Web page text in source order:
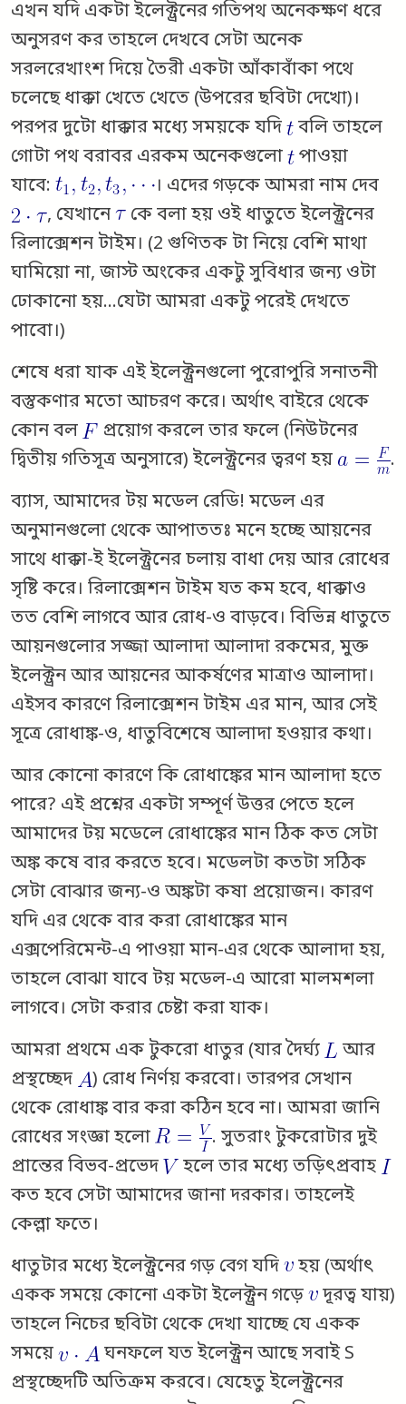
এখন যদি একটা ইলেক্ট্রনের গতিপথ অনেকক্ষণ ধরে
অনুসরণ কর তাহলে দেখবে সেটা অনেক
সরলরেখাংশ দিয়ে তৈরী একটা আঁকাবাঁকা পথে
চলেছে ধাক্কা খেতে খেতে (উপরের ছবিটা দেখো)।
পরপর দুটো ধাক্কার মধ্যে সময়কে যদি
বলি তাহলে
গোটা পথ বরাবর এরকম অনেকগুলো
পাওয়া
যাবে:
। এদের গড়কে আমরা নাম দেব
, যেখানে
কে বলা হয় ওই ধাতুতে ইলেক্ট্রনের
রিলাক্সেশন টাইম। (2 গুণিতক টা নিয়ে বেশি মাথা
ঘামিয়ো না, জাস্ট অংকের একটু সুবিধার জন্য ওটা
ঢোকানো হয়…যেটা আমরা একটু পরেই দেখতে
পাবো।)
শেষে ধরা যাক এই ইলেক্ট্রনগুলো পুরোপুরি সনাতনী
বস্তুকণার মতো আচরণ করে। অর্থাৎ বাইরে থেকে
কোন বল
প্রয়োগ করলে তার ফলে (নিউটনের
দ্বিতীয় গতিসূত্র অনুসারে) ইলেক্ট্রনের ত্বরণ হয়
.
ব্যাস, আমাদের টয় মডেল রেডি! মডেল এর
অনুমানগুলো থেকে আপাততঃ মনে হচ্ছে আয়নের
সাথে ধাক্কা-ই ইলেক্ট্রনের চলায় বাধা দেয় আর রোধের
সৃষ্টি করে। রিলাক্সেশন টাইম যত কম হবে, ধাক্কাও
তত বেশি লাগবে আর রোধ-ও বাড়বে। বিভিন্ন ধাতুতে
আয়নগুলোর সজ্জা আলাদা আলাদা রকমের, মুক্ত
ইলেক্ট্রন আর আয়নের আকর্ষণের মাত্রাও আলাদা।
এইসব কারণে রিলাক্সেশন টাইম এর মান, আর সেই
সূত্রে রোধাঙ্ক-ও, ধাতুবিশেষে আলাদা হওয়ার কথা।
আর কোনো কারণে কি রোধাঙ্কের মান আলাদা হতে
পারে? এই প্রশ্নের একটা সম্পূর্ণ উত্তর পেতে হলে
আমাদের টয় মডেলে রোধাঙ্কের মান ঠিক কত সেটা
অঙ্ক কষে বার করতে হবে। মডেলটা কতটা সঠিক
সেটা বোঝার জন্য-ও অঙ্কটা কষা প্রয়োজন। কারণ
যদি এর থেকে বার করা রোধাঙ্কের মান
এক্সপেরিমেন্ট-এ পাওয়া মান-এর থেকে আলাদা হয়,
তাহলে বোঝা যাবে টয় মডেল-এ আরো মালমশলা
লাগবে। সেটা করার চেষ্টা করা যাক।
আমরা প্রথমে এক টুকরো ধাতুর (যার দৈর্ঘ্য
আর
প্রস্থচ্ছেদ
) রোধ নির্ণয় করবো। তারপর সেখান
থেকে রোধাঙ্ক বার করা কঠিন হবে না। আমরা জানি
রোধের সংজ্ঞা হলো
. সুতরাং টুকরোটার দুই
প্রান্তের বিভব-প্রভেদ
হলে তার মধ্যে তড়িৎপ্রবাহ
কত হবে সেটা আমাদের জানা দরকার। তাহলেই
কেল্লা ফতে।
ধাতুটার মধ্যে ইলেক্ট্রনের গড় বেগ যদি
হয় (অর্থাৎ
একক সময়ে কোনো একটা ইলেক্ট্রন গড়ে
দূরত্ব যায়)
তাহলে নিচের ছবিটা থেকে দেখা যাচ্ছে যে একক
সময়ে
ঘনফলে যত ইলেক্ট্রন আছে সবাই S
প্রস্থচ্ছেদটি অতিক্রম করবে। যেহেতু ইলেক্ট্রনের